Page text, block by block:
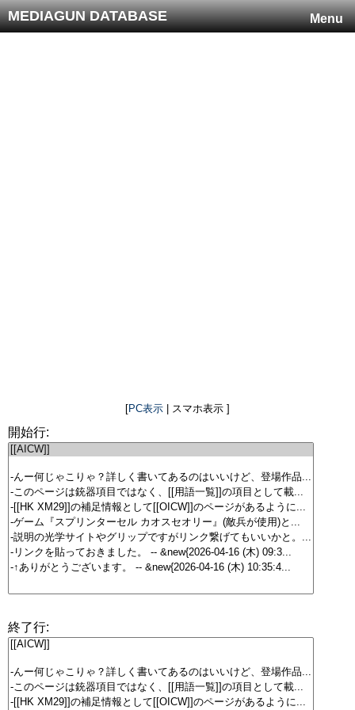
Menu
MEDIAGUN DATABASE
[PC表示 | スマホ表示 ]
開始行:
終了行: